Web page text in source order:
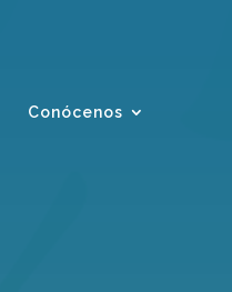
Conócenos